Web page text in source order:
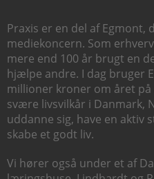
Praxis er en del af Egmont,
mediekoncern. Som
mere end 100 år brugt en
hjælpe andre. I dag bruger
millioner kroner om året
svære livsvilkår i Danmark,
uddanne sig, have en aktiv
skabe et godt liv.
Vi hører også under et af